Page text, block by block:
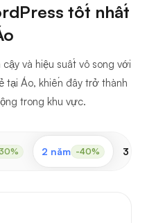
tốt nhất
và hiệu suất vô song với
tại Áo, khiến đây trở thành
trong khu vực.
2 năm -40% 3